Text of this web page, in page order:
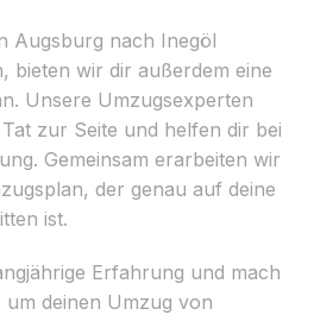
Augsburg nach Inegöl
bieten wir dir außerdem eine
Unsere Umzugsexperten
zur Seite und helfen dir bei
Gemeinsam erarbeiten wir
der genau auf deine
ist.
Erfahrung und mach
deinen Umzug von